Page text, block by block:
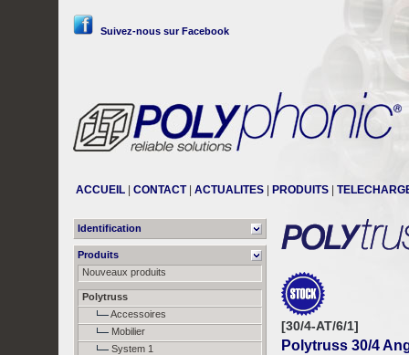
Suivez-nous sur Facebook
ACCUEIL CONTACT| ACTUALITES PRODUITS
Identification
Produits
Nouveaux produits
Polytruss
Accessoires
Mobilier
System 1
[30/4-AT/6/1]
Polytruss 30/4